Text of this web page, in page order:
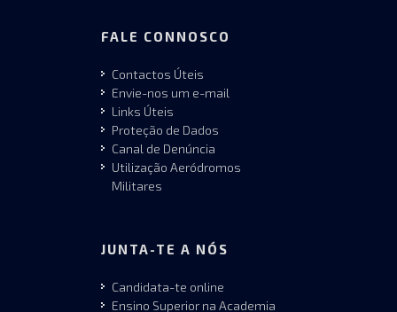
FALE CONNOSCO
Contactos Úteis
Envie-nos um e-mail
Links Úteis
Proteção de Dados
Canal de Denúncia
Utilização Aeródromos
Militares
JUNTA-TE A NÓS
Candidata-te online
Ensino Superior na Academia